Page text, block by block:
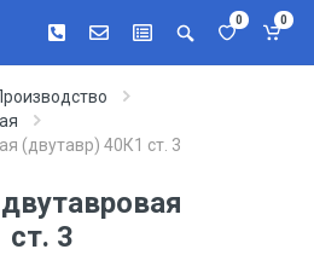
0 0
(двутавр) 40К1 ст. 3
ст. 3